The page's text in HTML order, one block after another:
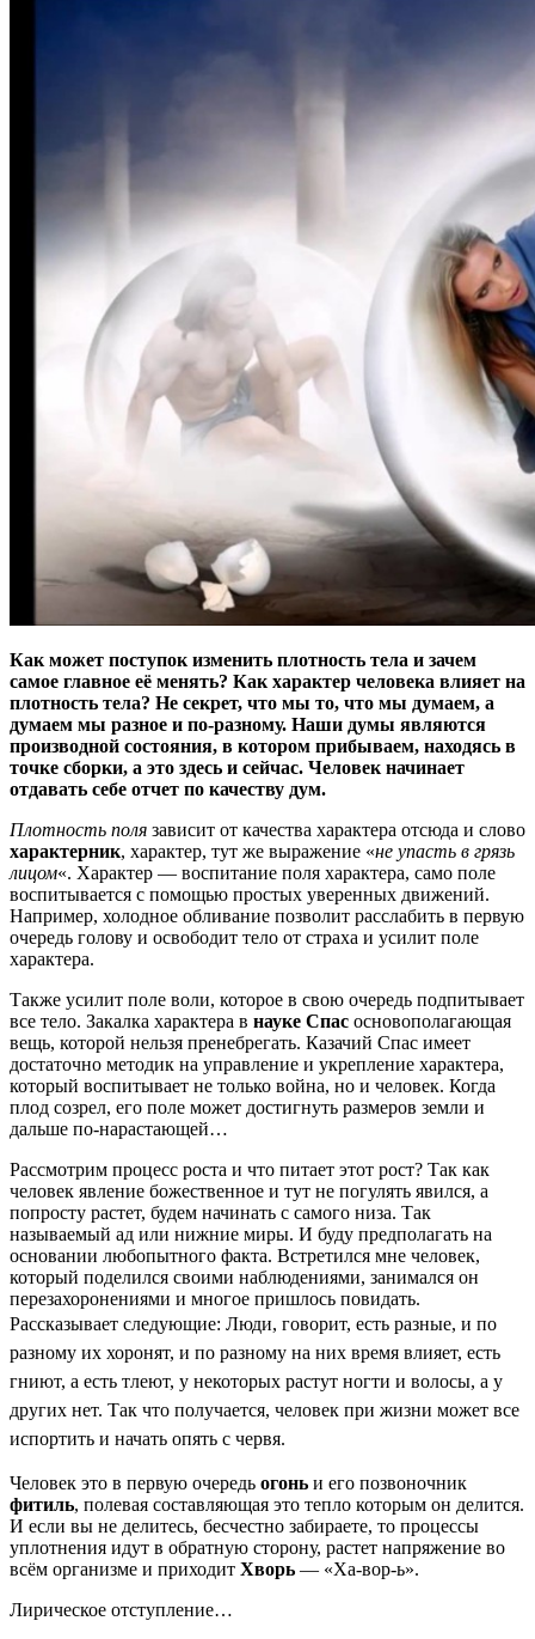
Как может поступок изменить плотность тела и зачем
самое главное её менять? Как характер человека влияет на
плотность тела? Не секрет, что мы то, что мы думаем, а
думаем мы разное и по-разному. Наши думы являются
производной состояния, в котором прибываем, находясь в
точке сборки, а это здесь и сейчас. Человек начинает
отдавать себе отчет по качеству дум.
Плотность поля зависит от качества характера отсюда и слово
характерник, характер, тут же выражение «не упасть в грязь
лицом«. Характер — воспитание поля характера, само поле
воспитывается с помощью простых уверенных движений.
Например, холодное обливание позволит расслабить в первую
очередь голову и освободит тело от страха и усилит поле
характера.
Также усилит поле воли, которое в свою очередь подпитывает
все тело. Закалка характера в науке Спас основополагающая
вещь, которой нельзя пренебрегать. Казачий Спас имеет
достаточно методик на управление и укрепление характера,
который воспитывает не только война, но и человек. Когда
плод созрел, его поле может достигнуть размеров земли и
дальше по-нарастающей…
Рассмотрим процесс роста и что питает этот рост? Так как
человек явление божественное и тут не погулять явился, а
попросту растет, будем начинать с самого низа. Так
называемый ад или нижние миры. И буду предполагать на
основании любопытного факта. Встретился мне человек,
который поделился своими наблюдениями, занимался он
перезахоронениями и многое пришлось повидать.
Рассказывает следующие: Люди, говорит, есть разные, и по
разному их хоронят, и по разному на них время влияет, есть
гниют, а есть тлеют, у некоторых растут ногти и волосы, а у
других нет. Так что получается, человек при жизни может все
испортить и начать опять с червя.
Человек это в первую очередь огонь и его позвоночник
фитиль, полевая составляющая это тепло которым он делится.
И если вы не делитесь, бесчестно забираете, то процессы
уплотнения идут в обратную сторону, растет напряжение во
всём организме и приходит Хворь — «Ха-вор-ь».
Лирическое отступление…